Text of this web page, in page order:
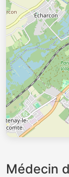
Médecin